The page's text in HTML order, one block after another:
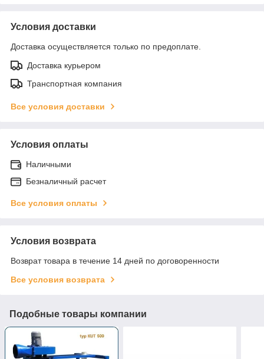
Условия доставки
Доставка осуществляется только по предоплате.
Доставка курьером
Транспортная компания
Все условия доставки
Условия оплаты
Наличными
Безналичный расчет
Все условия оплаты
Условия возврата
Возврат товара в течение 14 дней по договоренности
Все условия возврата
Подобные товары компании